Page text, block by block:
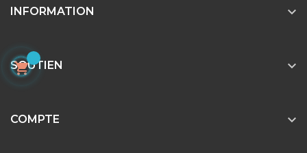
INFORMATION 
SOUTIEN 
COMPTE 
